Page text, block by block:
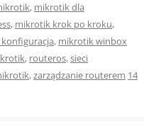
, mikrotik dla
, mikrotik krok po kroku,
, mikrotik winbox
, routeros,sieci
,zarządzanie routerem 14